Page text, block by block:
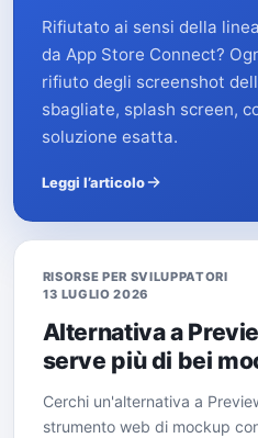
Rifiutato ai sensi della
da App Store Connect?
rifiuto degli screenshot
sbagliate, splash screen,
soluzione esatta.
Leggi l’articolo
RISORSE PER SVILUPPATORI
13 LUGLIO 2026
Alternativa a
serve più di bei
Cerchi un'alternativa a
strumento web di mockup